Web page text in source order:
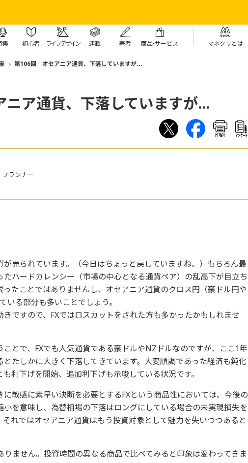
集 初心者 ライフデザイン 連載 著者 商品・サービス マネクリとは
第106回 オセアニア通貨、下落していますが...
ア通貨、下落していますが...
印刷 ｱﾝｹｰﾄ
ランナー
が売られています。（今日はちょっと戻していますね。）もちろん最
ハードカレンシー（市場の中心となる通貨ペア）の乱高下が目立ち
ったことではありませんし、オセアニア通貨のクロス円（豪ドル円や
いる部分も多いことでしょう。
ですので、FXではロスカットをされた方も多かったかもしれませ
とで、FXでも人気通貨である豪ドルやNZドルなのですが、ここ1年
とたしかに大きく下落してきています。大変順調であった経済も鈍化
利下げを開始、追加利下げも示唆している状況です。
敏感に素早い決断を必要とするFXという商品性においては、今後の
を意味し、為替相場の下落はロングにしている場合の未実現損失を
れではオセアニア通貨はもう投資対象として魅力を失いつつあると
りません。投資時間の異なる商品で比べてみると印象は変わってきま